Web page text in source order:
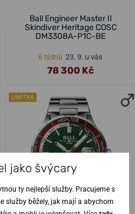
Ball Engineer Master II
Skindiver Heritage COSC
DM3308A-P1C-BE
6 týdnů 23. 9. u vás
78 300 Kč
LIMITKA
jako švýcary
ty nejlepší služby. Pracujeme s
služby běžely, jak mají a abychom